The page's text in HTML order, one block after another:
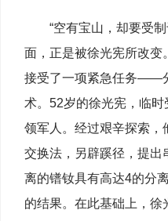
“空有宝山，却要受
面，正是被徐光宪所改变
接受了一项紧急任务——
术。52岁的徐光宪，临
领军人。经过艰辛探索，
交换法，另辟蹊径，提出
离的镨钕具有高达4的分
的结果。在此基础上，